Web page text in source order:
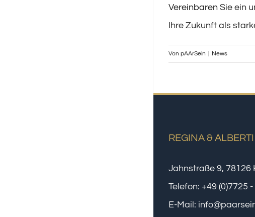
Vereinbaren Sie ein
Ihre Zukunft als
Von pAArSein News
REGINA &
Jahnstraße 9, 78126
Telefon: +49 (0)7725
E-Mail: